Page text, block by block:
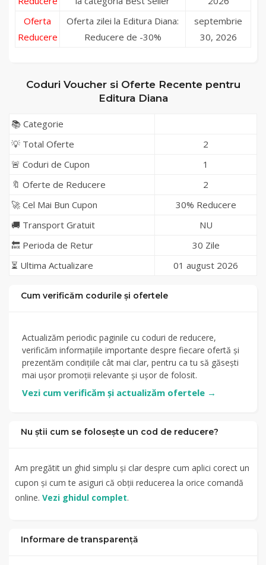
Oferta
Reducere
Oferta zilei la Editura Diana:
Reducere de -30%
septembrie
30, 2026
Coduri Voucher si Oferte Recente pentru
Editura Diana
📚 Categorie
💡 Total Oferte
2
🚨 Coduri de Cupon
1
🔖 Oferte de Reducere
2
🚀 Cel Mai Bun Cupon
30% Reducere
🚚 Transport Gratuit
NU
🔙 Perioda de Retur
30 Zile
⏳ Ultima Actualizare
01 august 2026
Cum verificăm codurile și ofertele
Actualizăm periodic paginile cu coduri de reducere,
verificăm informațiile importante despre fiecare ofertă și
prezentăm condițiile cât mai clar, pentru ca tu să găsești
mai ușor promoții relevante și ușor de folosit.
Vezi cum verificăm și actualizăm ofertele →
Nu știi cum se folosește un cod de reducere?
Am pregătit un ghid simplu și clar despre cum aplici corect un
cupon și cum te asiguri că obții reducerea la orice comandă
online. Vezi ghidul complet.
Informare de transparență